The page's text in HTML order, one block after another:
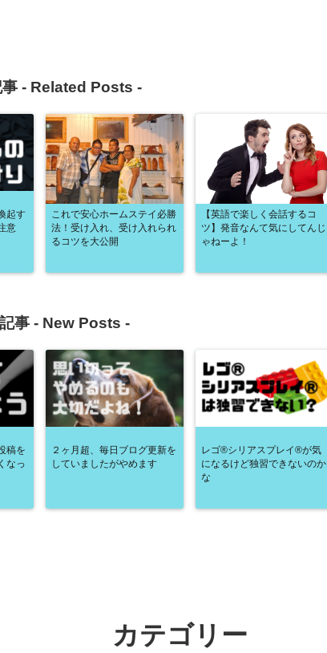
- Related Posts -
起す
意
これで安心ホームステイ必勝
法！受け入れ、受け入れられ
るコツを大公開
【英語で楽しく会話するコ
ツ】発音なんて気にしてんじ
ゃねーよ！
事 - New Posts -
稿を
なっ
２ヶ月超、毎日ブログ更新を
していましたがやめます
レゴ®シリアスプレイ®が気
になるけど独習できないのか
な
カテゴリー